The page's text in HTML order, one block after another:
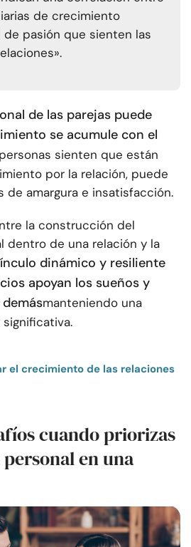
de crecimiento
de pasión que sienten las
de las parejas puede
se acumule con el
sienten que están
por la relación, puede
de amargura e insatisfacción.
la construcción del
dentro de una relación y la
dinámico y resiliente
apoyan los sueños y
manteniendo una
el crecimiento de las relaciones
cuando priorizas
en una